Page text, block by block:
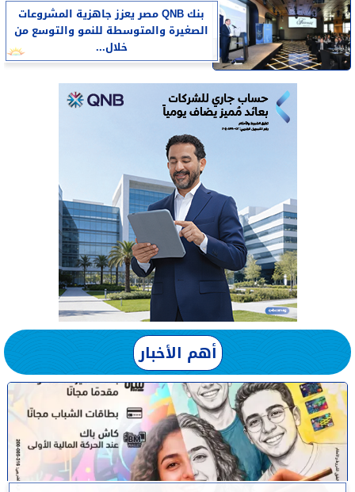
بنك QNB مصر يعزز جاهزية المشروعات
الصغيرة والمتوسطة للنمو والتوسع من
خلال...
أهم الأخبار